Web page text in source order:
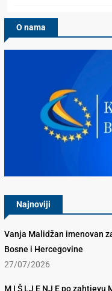
O nama
Najnoviji
Vanja Malidžan imenovan
Bosne i Hercegovine
27/07/2026
M I Š LJ E NJ E po